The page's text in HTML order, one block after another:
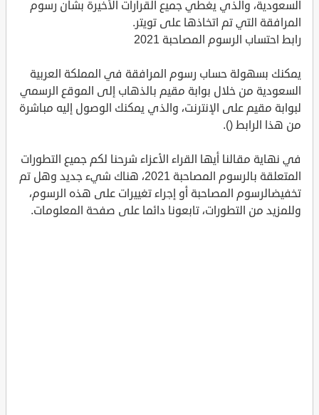
السعودية، والذي يغطي جميع القرارات الأخيرة بشأن رسوم
المرافقة التي تم اتخاذها على تويتر.
رابط احتساب الرسوم المصاحبة 2021
يمكنك بسهولة حساب رسوم المرافقة في المملكة العربية
السعودية من خلال بوابة مقيم بالذهاب إلى الموقع الرسمي
لبوابة مقيم على الإنترنت، والذي يمكنك الوصول إليه مباشرة
من هذا الرابط ().
في نهاية مقالنا أيها القراء الأعزاء شرحنا لكم جميع التطورات
المتعلقة بالرسوم المصاحبة 2021، هناك شيء جديد وهل تم
تخفيضالرسوم المصاحبة أو إجراء تغييرات على هذه الرسوم،
وللمزيد من التطورات، تابعونا دائما على صفحة المعلومات.